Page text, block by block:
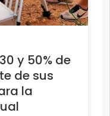
y 50% de
de sus
la